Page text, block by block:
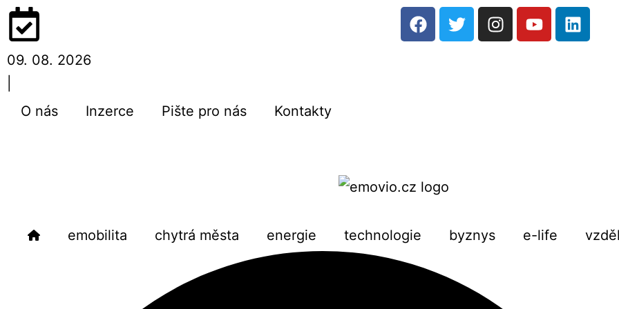
09. 08. 2026
O nás
Inzerce Pište pro nás Kontakty
emobilita chytrá města energie technologie byznys e-life